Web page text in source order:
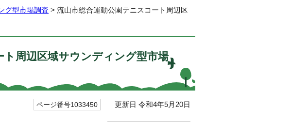
グ型市場調査 > 流山市総合運動公園テニスコート周辺区
周辺区域サウンディング型市場
ページ番号1033450 更新日 令和4年5月20日